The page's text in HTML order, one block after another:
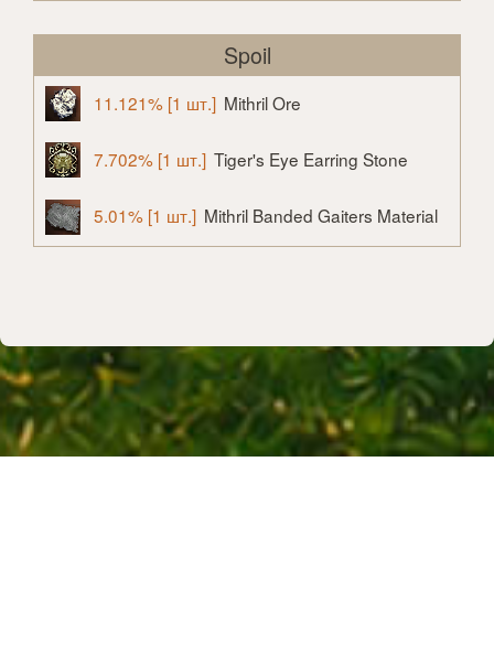
Spoil
11.121% [1 шт.] Mithril Ore
7.702% [1 шт.] Tiger's Eye Earring Stone
5.01% [1 шт.] Mithril Banded Gaiters Material